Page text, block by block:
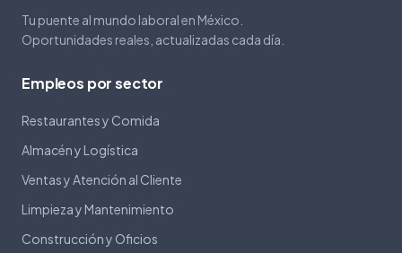
Tu puente al mundo laboral en México.
Oportunidades reales, actualizadas cada día.
Empleos por sector
Restaurantes y Comida
Almacén y Logística
Ventas y Atención al Cliente
Limpieza y Mantenimiento
Construcción y Oficios